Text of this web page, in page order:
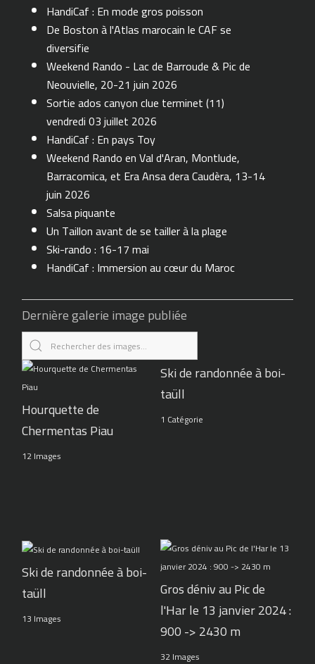
HandiCaf : En mode gros poisson
De Boston à l'Atlas marocain le CAF se
diversifie
Weekend Rando - Lac de Barroude & Pic de
Neouvielle, 20-21 juin 2026
Sortie ados canyon clue terminet (11)
vendredi 03 juillet 2026
HandiCaf : En pays Toy
Weekend Rando en Val d'Aran, Montlude,
Barracomica, et Era Ansa dera Caudèra, 13-14
juin 2026
Salsa piquante
Un Taillon avant de se tailler à la plage
Ski-rando : 16-17 mai
HandiCaf : Immersion au cœur du Maroc
Dernière galerie image publiée
Hourquette de
Chermentas Piau
12 Images
Ski de randonnée à boi-
taüll
1 Catégorie
Ski de randonnée à boi-
taüll
13 Images
Gros déniv au Pic de
l'Har le 13 janvier 2024 :
900 -> 2430 m
32 Images